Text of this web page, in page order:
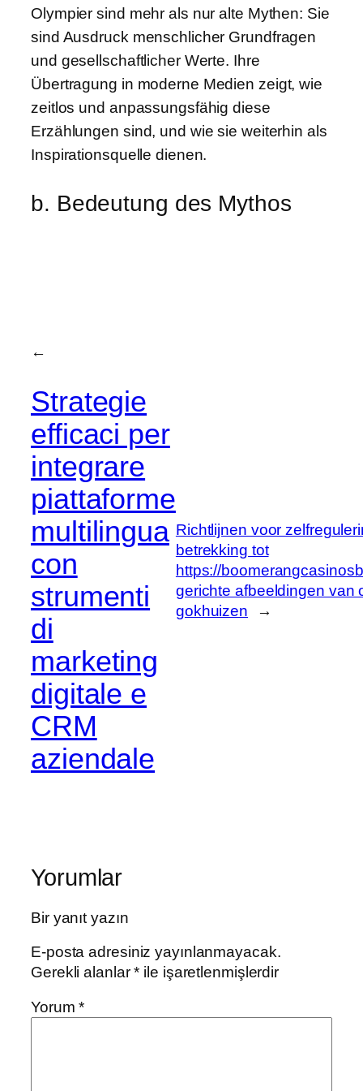
Olympier sind mehr als nur alte Mythen: Sie
sind Ausdruck menschlicher Grundfragen
und gesellschaftlicher Werte. Ihre
Übertragung in moderne Medien zeigt, wie
zeitlos und anpassungsfähig diese
Erzählungen sind, und wie sie weiterhin als
Inspirationsquelle dienen.
b. Bedeutung des Mythos
←
Strategie
efficaci per
integrare
piattaforme
multilingua
con
strumenti
di
marketing
digitale e
CRM
aziendale
Richtlijnen voor
betrekking tot
https://
gerichte afbeeldingen van
gokhuizen
→
Yorumlar
Bir yanıt yazın
E-posta adresiniz yayınlanmayacak.
Gerekli alanlar* ile işaretlenmişlerdir
Yorum*